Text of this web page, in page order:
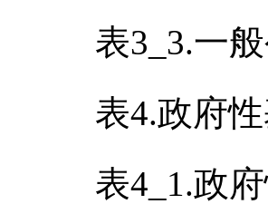
表3_3.一
表4.政府
表4_1.政